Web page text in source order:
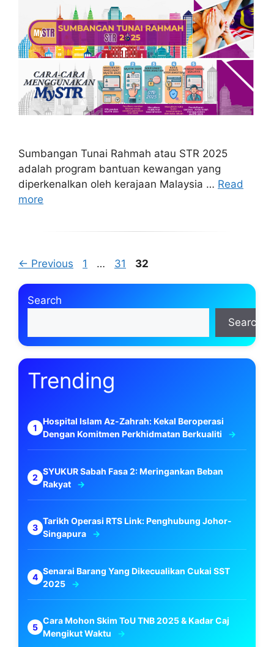
Sumbangan Tunai Rahmah atau STR 2025
adalah program bantuan kewangan yang
diperkenalkan oleh kerajaan Malaysia … Read
more
← Previous Page
1 … Page
31 Page
32
Search
Search
Trending
Hospital Islam Az-Zahrah: Kekal Beroperasi
Dengan Komitmen Perkhidmatan Berkualiti
SYUKUR Sabah Fasa 2: Meringankan Beban
Rakyat
Tarikh Operasi RTS Link: Penghubung Johor-
Singapura
Senarai Barang Yang Dikecualikan Cukai SST
2025
Cara Mohon Skim ToU TNB 2025 & Kadar Caj
Mengikut Waktu